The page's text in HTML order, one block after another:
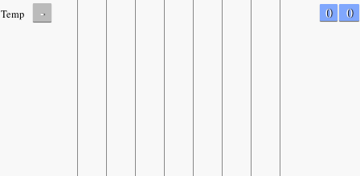
Temp - 0 0